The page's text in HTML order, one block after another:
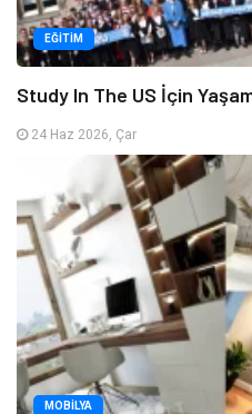
EĞITIM
Study In The US İçin
24 Haz 2026, Çar
MOBILYA